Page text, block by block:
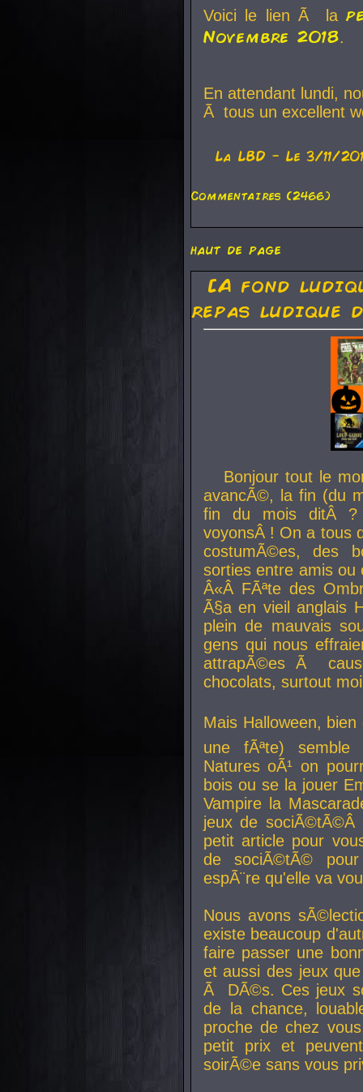
Voici le lien Ã la
Novembre 2018.
En attendant lundi,
Ã tous un excellent
La LBD - Le 3/11/
Commentaires (2466)
haut de page
[A fond
repas ludique
Bonjour tout le
avancÃ©, la fin (du
fin du mois ditÂ ?
voyonsÂ ! On a tous
costumÃ©es, des
sorties entre amis
Â«Â FÃªte des
Ã§a en vieil anglais
plein de mauvais
gens qui nous
attrapÃ©es Ã
chocolats, surtout
Mais Halloween, bien
une fÃªte) semble
Natures oÃ¹ on
bois ou se la jouer
Vampire la
jeux de
petit article pour
de sociÃ©tÃ©
espÃ¨re qu'elle va
Nous avons
existe beaucoup
faire passer une
et aussi des jeux
Ã DÃ©s. Ces jeux
de la chance,
proche de chez
petit prix et
soirÃ©e sans vous